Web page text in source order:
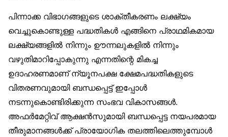
പിന്നാക്ക വിഭാഗങ്ങളുടെ ശാക്തീകരണം ലക്ഷ്യം
വെച്ചുകൊണ്ടുള്ള പദ്ധതികൾ എങ്ങിനെ പ്രാഥമികമായ
ലക്ഷ്യങ്ങളിൽ നിന്നും ഊന്നലുകളിൽ നിന്നും
വഴുതിമാറിപ്പോകുന്നു എന്നതിന്റെ മികച്ച
ഉദാഹരണമാണ് ന്യൂനപക്ഷ ക്ഷേമപദ്ധതികളുടെ
വിതരണവുമായി ബന്ധപ്പെട്ട് ഇപ്പോൾ
നടന്നുകൊണ്ടിരിക്കുന്ന സംഭവ വികാസങ്ങൾ.
അഫർമേറ്റിവ് ആക്ഷൻസുമായി ബന്ധപ്പെട്ട നയപരമായ
തീരുമാനങ്ങൾക്ക് പ്രായോഗിക തലത്തിലെത്തുമ്പോൾ